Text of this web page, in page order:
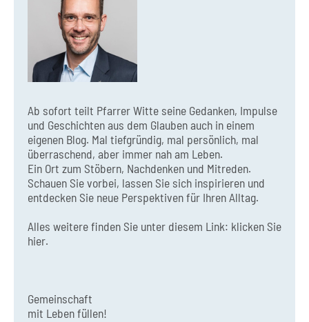
Ab sofort teilt Pfarrer Witte seine Gedanken, Impulse
und Geschichten aus dem Glauben auch in einem
eigenen Blog. Mal tiefgründig, mal persönlich, mal
überraschend, aber immer nah am Leben.
Ein Ort zum Stöbern, Nachdenken und Mitreden.
Schauen Sie vorbei, lassen Sie sich inspirieren und
entdecken Sie neue Perspektiven für Ihren Alltag.
Alles weitere finden Sie unter diesem Link: klicken Sie
hier.
Gemeinschaft
mit Leben füllen!